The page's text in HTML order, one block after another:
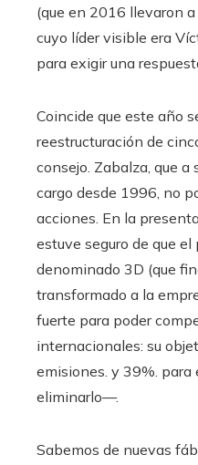
(que en 2016 llevaron a
cuyo líder visible era
para exigir una
Coincide que este año
reestructuración de
consejo. Zabalza, que a
cargo desde 1996, no
acciones. En la
estuve seguro de que
denominado 3D (que
transformado a la
fuerte para poder
internacionales: su
emisiones. y 39%.
eliminarlo—.
Sabemos de nuevas